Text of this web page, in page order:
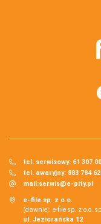
tel. serwisowy: 61 307
tel. awaryjny: 883 784
mail:serwis@e-pity.pl
e-file sp. z o.o.
(dawniej: e-file sp. z o.o.
ul. Jeziorańska 12